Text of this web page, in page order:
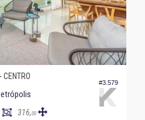
#3.579
CENTRO
316,00